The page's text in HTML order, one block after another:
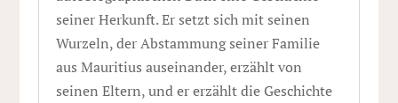
seiner Herkunft. Er setzt sich mit seinen
Wurzeln, der Abstammung seiner Familie
aus Mauritius auseinander, erzählt von
seinen Eltern, und er erzählt die Geschichte